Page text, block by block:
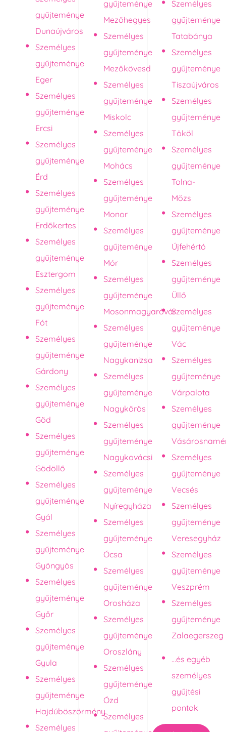
gyűjteménye
Dunaújváros
Személyes
gyűjteménye
Eger
Személyes
gyűjteménye
Ercsi
Személyes
gyűjteménye
Érd
Személyes
gyűjteménye
Erdőkertes
Személyes
gyűjteménye
Esztergom
Személyes
gyűjteménye
Fót
Személyes
gyűjteménye
Gárdony
Személyes
gyűjteménye
Göd
Személyes
gyűjteménye
Gödöllő
Személyes
gyűjteménye
Gyál
Személyes
gyűjteménye
Gyöngyös
Személyes
gyűjteménye
Győr
Személyes
gyűjteménye
Gyula
Személyes
gyűjteménye
Hajdúböszörmény
Személyes
gyűjteménye
Mezőhegyes
Személyes
gyűjteménye
Mezőkövesd
Személyes
gyűjteménye
Miskolc
Személyes
gyűjteménye
Mohács
Személyes
gyűjteménye
Monor
Személyes
gyűjteménye
Mór
Személyes
gyűjteménye
Mosonmagyaróvár
Személyes
gyűjteménye
Nagykanizsa
Személyes
gyűjteménye
Nagykőrös
Személyes
gyűjteménye
Nagykovácsi
Személyes
gyűjteménye
Nyíregyháza
Személyes
gyűjteménye
Ócsa
Személyes
gyűjteménye
Orosháza
Személyes
gyűjteménye
Oroszlány
Személyes
gyűjteménye
Ózd
Személyes
Személyes
gyűjteménye
Tatabánya
Személyes
gyűjteménye
Tiszaújváros
Személyes
gyűjteménye
Tököl
Személyes
gyűjteménye
Tolna-
Mözs
Személyes
gyűjteménye
Újfehértó
Személyes
gyűjteménye
Üllő
Személyes
gyűjteménye
Vác
Személyes
gyűjteménye
Várpalota
Személyes
gyűjteménye
Személyes
gyűjteménye
Vecsés
Személyes
gyűjteménye
Veresegyház
Személyes
gyűjteménye
Veszprém
Személyes
gyűjteménye
Zalaegerszeg
...és egyéb
személyes
gyűjtési
pontok